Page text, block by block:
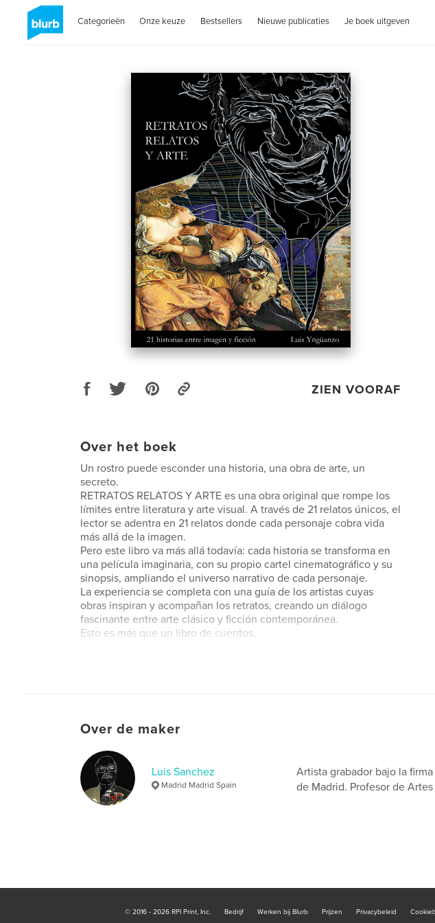
Categorieën Onze keuze Bestsellers Nieuwe publicaties Je boek uitgeven
ZIEN VOORAF
Over het boek
Un rostro puede esconder una historia, una obra de arte, un
secreto.
RETRATOS RELATOS Y ARTE es una obra original que rompe los
límites entre literatura y arte visual. A través de 21 relatos únicos, el
lector se adentra en 21 relatos donde cada personaje cobra vida
más allá de la imagen.
Pero este libro va más allá todavía: cada historia se transforma en
una película imaginaria, con su propio cartel cinematográfico y su
sinopsis, ampliando el universo narrativo de cada personaje.
La experiencia se completa con una guía de los artistas cuyas
obras inspiran y acompañan los retratos, creando un diálogo
fascinante entre arte clásico y ficción contemporánea.
Esto es más que un libro de cuentos.
Over de maker
Luis Sanchez
Madrid Madrid Spain
Artista grabador bajo la
de Madrid. Profesor de
© 2016 - 2026 RPI Print, Inc. Bedrijf Werken bij Blurb Prijzen Privacybeleid